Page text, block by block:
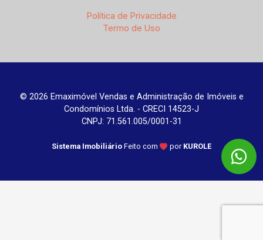
Política de Privacidade
Termo de Uso
© 2026 Emaximóvel Vendas e Administração de Imóveis e
Condomínios Ltda. - CRECI 14523-J
CNPJ: 71.561.005/0001-31
Sistema Imobiliário Feito com por KUROLE